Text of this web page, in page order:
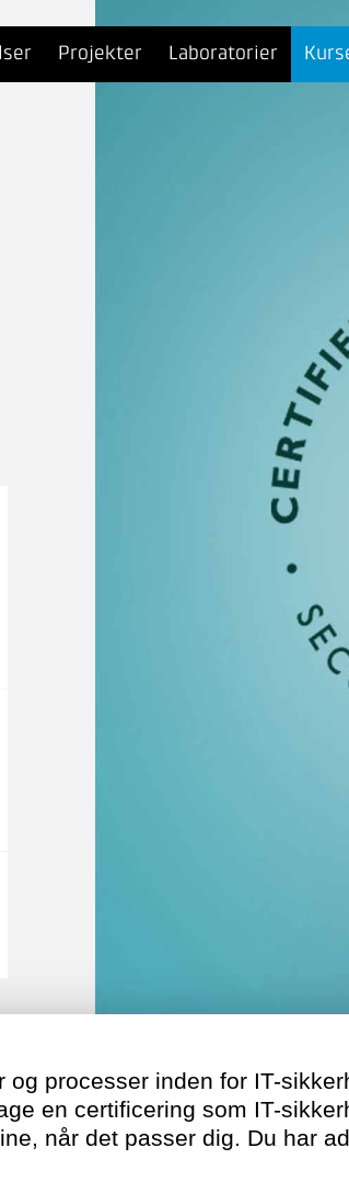
Projekter Laboratorier
processer inden for IT-
en certificering som IT-
når det passer dig. Du har